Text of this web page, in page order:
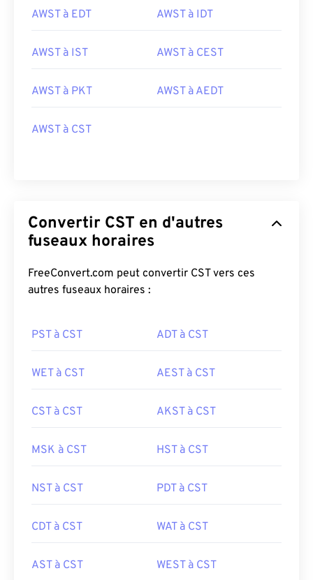
AWST à EDT AWST à IDT
AWST à IST AWST à CEST
AWST à PKT AWST à AEDT
AWST à CST
Convertir CST en d'autres
fuseaux horaires
FreeConvert.com peut convertir CST vers ces
autres fuseaux horaires :
PST à CST ADT à CST
WET à CST AEST à CST
CST à CST AKST à CST
MSK à CST HST à CST
NST à CST PDT à CST
CDT à CST WAT à CST
AST à CST WEST à CST